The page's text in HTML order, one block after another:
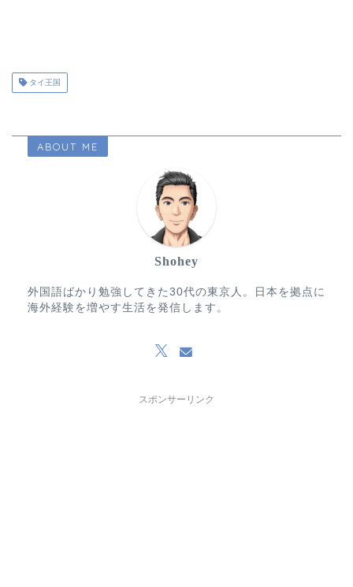
タイ王国
ABOUT ME
Shohey
外国語ばかり勉強してきた30代の東京人。日本を拠点に
海外経験を増やす生活を発信します。
スポンサーリンク